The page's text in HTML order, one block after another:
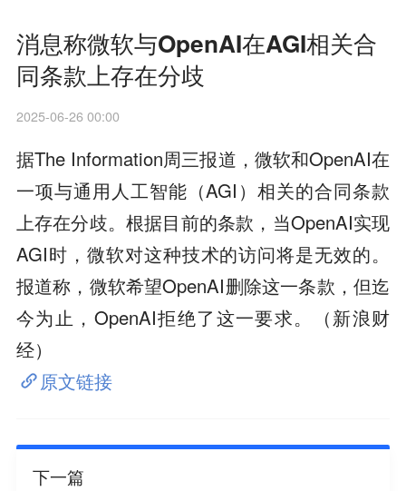
消息称微软与OpenAI在AGI相关合
同条款上存在分歧
2025-06-26 00:00
据The Information周三报道，微软和OpenAI在
一项与通用人工智能（AGI）相关的合同条款
上存在分歧。根据目前的条款，当OpenAI实现
AGI时，微软对这种技术的访问将是无效的。
报道称，微软希望OpenAI删除这一条款，但迄
今为止，OpenAI拒绝了这一要求。（新浪财
经）
原文链接
下一篇